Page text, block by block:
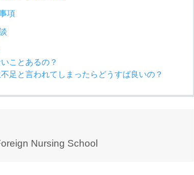
項
ことあるの？
足と言われてしまったらどうすば良いの？
Nursing School